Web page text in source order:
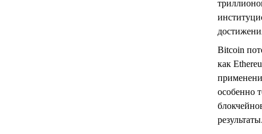
Bitcoin
как
особенно